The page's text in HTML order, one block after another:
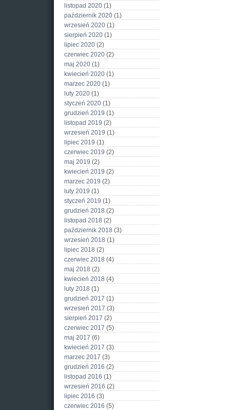
listopad 2020 (1)
październik 2020 (1)
wrzesień 2020 (1)
sierpień 2020 (1)
lipiec 2020 (2)
czerwiec 2020 (2)
maj 2020 (1)
kwiecień 2020 (1)
marzec 2020 (1)
luty 2020 (1)
styczeń 2020 (1)
grudzień 2019 (1)
listopad 2019 (2)
wrzesień 2019 (1)
lipiec 2019 (1)
czerwiec 2019 (2)
maj 2019 (2)
kwiecień 2019 (2)
marzec 2019 (2)
luty 2019 (1)
styczeń 2019 (1)
grudzień 2018 (2)
listopad 2018 (2)
październik 2018 (3)
wrzesień 2018 (1)
lipiec 2018 (2)
czerwiec 2018 (4)
maj 2018 (2)
kwiecień 2018 (4)
luty 2018 (1)
grudzień 2017 (1)
wrzesień 2017 (3)
sierpień 2017 (2)
czerwiec 2017 (5)
maj 2017 (6)
kwiecień 2017 (3)
marzec 2017 (3)
grudzień 2016 (2)
listopad 2016 (1)
wrzesień 2016 (2)
lipiec 2016 (3)
czerwiec 2016 (5)